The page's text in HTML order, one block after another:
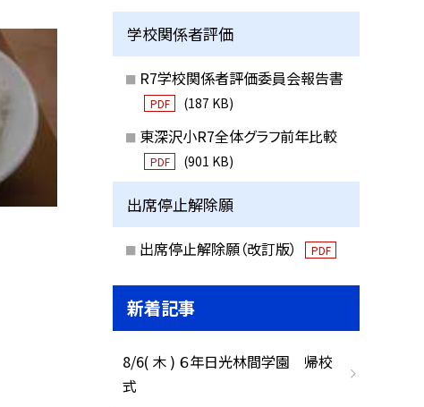
学校関係者評価
R7学校関係者評価委員会報告書
PDF (187 KB)
東深沢小R7全体グラフ前年比較
PDF (901 KB)
出席停止解除願
出席停止解除願（改訂版） PDF
新着記事
8/6( 木 ) ６年日光林間学園 帰校
式